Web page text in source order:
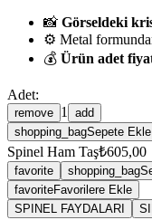
📸 Görseldeki
⚙️ Metal
💰 Ürün adet
Adet:
remove 1
add
shopping_bagSepete Ekle
Spinel Ham Taş₺605,00
favorite shopping_bag
favoriteFavorilere Ekle
SPINEL FAYDALARI